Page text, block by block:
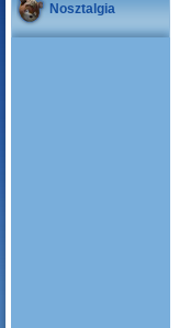
Nosztalgia